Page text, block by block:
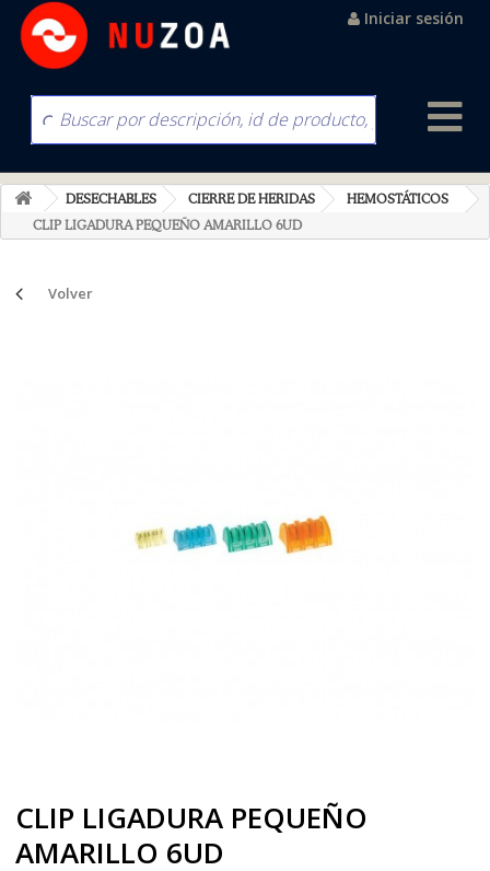
Iniciar sesión
DESECHABLES CIERRE DE HERIDAS
HEMOSTÁTICOS
CLIP LIGADURA PEQUEÑO AMARILLO 6UD
Volver
CLIP LIGADURA PEQUEÑO
AMARILLO 6UD